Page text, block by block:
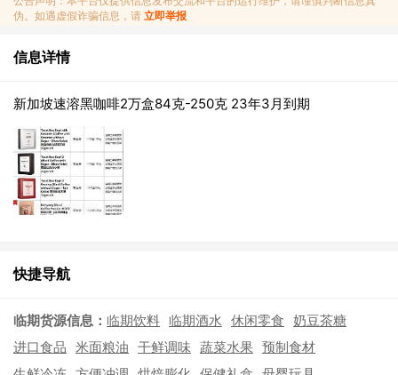
伪。如遇虚假诈骗信息，请 立即举报
信息详情
新加坡速溶黑咖啡2万盒84克-250克 23年3月到期
快捷导航
临期货源信息： 临期饮料 临期酒水 休闲零食 奶豆茶糖
进口食品 米面粮油 干鲜调味 蔬菜水果 预制食材